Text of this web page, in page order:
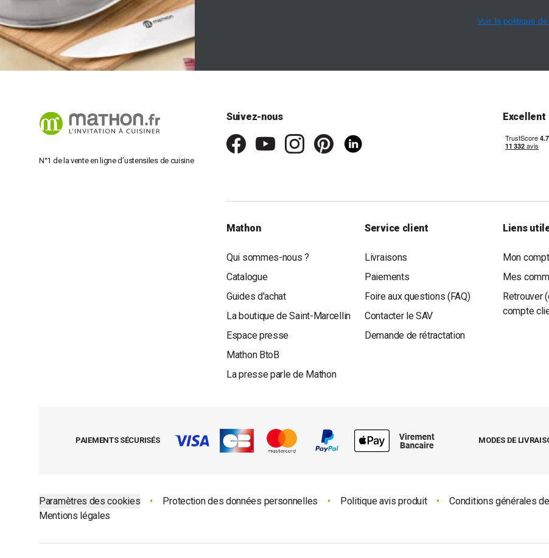
Voir la politique
N°1 de la vente en ligne d’ustensiles de cuisine
Suivez-nous Excellent
Mathon
Qui sommes-nous ?
Catalogue
Guides d'achat
La boutique de Saint-Marcellin
Espace presse
Mathon BtoB
La presse parle de Mathon
Service client
Livraisons
Paiements
Foire aux questions (FAQ)
Contacter le SAV
Demande de rétractation
Liens
Mon
Mes
Retrouver
compte
PAIEMENTS SÉCURISÉS MODES DE
Paramètres des cookies • Protection des données personnelles • Politique avis produit • Conditions générales
Mentions légales